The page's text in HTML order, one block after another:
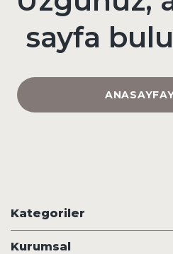
sayfa
Kategoriler
Kurumsal